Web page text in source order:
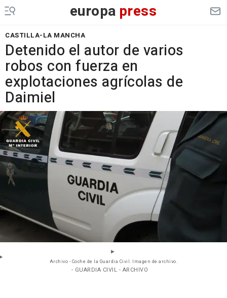
europa press
CASTILLA-LA MANCHA
Detenido el autor de varios
robos con fuerza en
explotaciones agrícolas de
Daimiel
Archivo - Coche de la Guardia Civil. Imagen de archivo.
- GUARDIA CIVIL - ARCHIVO